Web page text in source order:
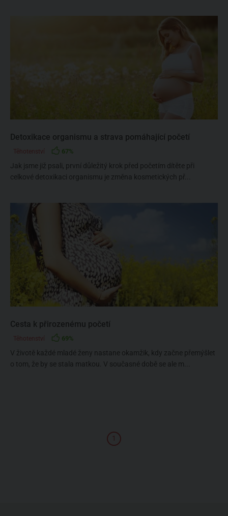
Detoxikace organismu a strava pomáhající početí
Těhotenství 67%
Jak jsme již psali, první důležitý krok před početím dítěte při
celkové detoxikaci organismu je změna kosmetických př...
Cesta k přirozenému početí
Těhotenství 69%
V životě každé mladé ženy nastane okamžik, kdy začne přemýšlet
o tom, že by se stala matkou. V současné době se ale m...
1